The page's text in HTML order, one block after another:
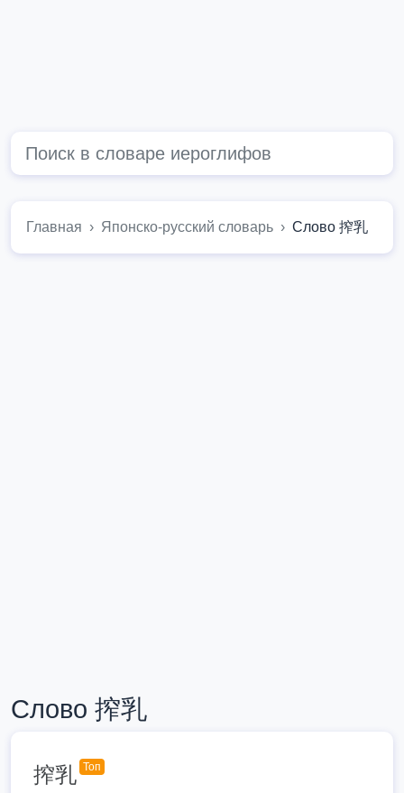
Главная Японско-русский словарь Слово 搾乳
Слово 搾乳
搾乳 Топ